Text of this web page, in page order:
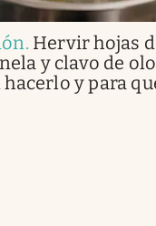
. Hervir hojas
y clavo de
y para